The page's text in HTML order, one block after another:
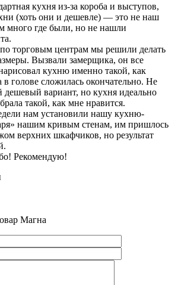
кухня из-за короба и выступов,
(хоть они и дешевле) — это не наш
много где были, но не нашли
торговым центрам мы решили делать
Вызвали замерщика, он все
кухню именно такой, как
в голове сложилась окончательно. Не
дешевый вариант, но кухня идеально
такой, как мне нравится.
нам установили нашу кухню-
нашим кривым стенам, им пришлось
верхних шкафчиков, но результат
Рекомендую!
Магна